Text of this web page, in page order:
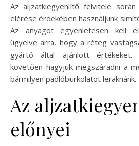
Az aljzatkiegyenlítő felvitele
elérése érdekében használjunk
Az anyagot egyenletesen kell
ügyelve arra, hogy a réteg
gyártó által ajánlott értékeket.
követően hagyjuk megszáradni a
bármilyen padlóburkolatot leraknánk.
Az
előnyei